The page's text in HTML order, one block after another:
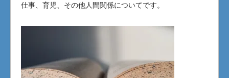
仕事、育児、その他人間関係についてです。